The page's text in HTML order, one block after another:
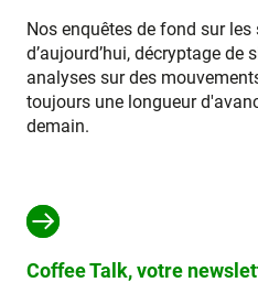
Nos enquêtes de fond sur
d’aujourd’hui, décryptage
analyses sur des
toujours une longueur
demain.
Coffee Talk, votre